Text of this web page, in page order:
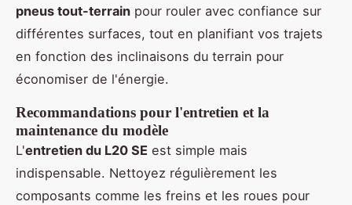
pneus tout-terrain pour rouler avec confiance sur
différentes surfaces, tout en planifiant vos trajets
en fonction des inclinaisons du terrain pour
économiser de l'énergie.
Recommandations pour l'entretien et la
maintenance du modèle
L'entretien du L20 SE est simple mais
indispensable. Nettoyez régulièrement les
composants comme les freins et les roues pour